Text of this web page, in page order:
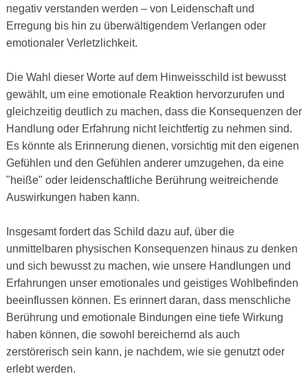
negativ verstanden werden – von Leidenschaft und
Erregung bis hin zu überwältigendem Verlangen oder
emotionaler Verletzlichkeit.
Die Wahl dieser Worte auf dem Hinweisschild ist bewusst
gewählt, um eine emotionale Reaktion hervorzurufen und
gleichzeitig deutlich zu machen, dass die Konsequenzen der
Handlung oder Erfahrung nicht leichtfertig zu nehmen sind.
Es könnte als Erinnerung dienen, vorsichtig mit den eigenen
Gefühlen und den Gefühlen anderer umzugehen, da eine
"heiße" oder leidenschaftliche Berührung weitreichende
Auswirkungen haben kann.
Insgesamt fordert das Schild dazu auf, über die
unmittelbaren physischen Konsequenzen hinaus zu denken
und sich bewusst zu machen, wie unsere Handlungen und
Erfahrungen unser emotionales und geistiges Wohlbefinden
beeinflussen können. Es erinnert daran, dass menschliche
Berührung und emotionale Bindungen eine tiefe Wirkung
haben können, die sowohl bereichernd als auch
zerstörerisch sein kann, je nachdem, wie sie genutzt oder
erlebt werden.